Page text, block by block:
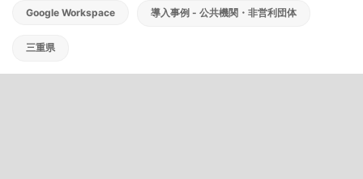
Google Workspace 導入事例 - 公共機関・非営利団体
三重県